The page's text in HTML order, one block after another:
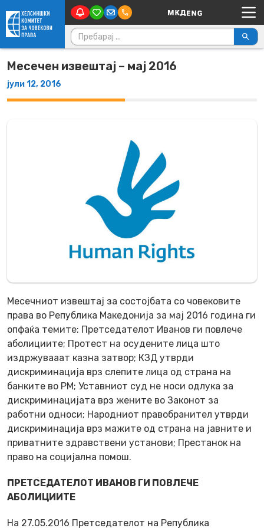
Skip to content Main Navigation
Пребарувај за:
Месечен извештај – мај 2016
јули 12, 2016
Месечниот извештај за состојбата со човековите
права во Република Македонија за мај 2016 година ги
опфаќа темите: Претседателот Иванов ги повлече
аболициите; Протест на осудените лица што
издржувааат казна затвор; КЗД утврди
дискриминација врз слепите лица од страна на
банките во РМ; Уставниот суд не носи одлука за
дискриминацијата врз жените во Законот за
работни односи; Народниот правобранител утврди
дискриминација врз мажите од страна на јавните и
приватните здравствени установи; Престанок на
право на социјална помош.
ПРЕТСЕДАТЕЛОТ ИВАНОВ ГИ ПОВЛЕЧЕ
АБОЛИЦИИТЕ
На 27.05.2016 Претседателот на Република